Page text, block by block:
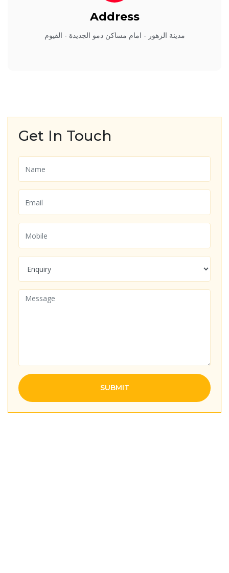
Address
مدينة الزهور - امام مساكن دمو الجديدة - الفيوم
Get In Touch
SUBMIT